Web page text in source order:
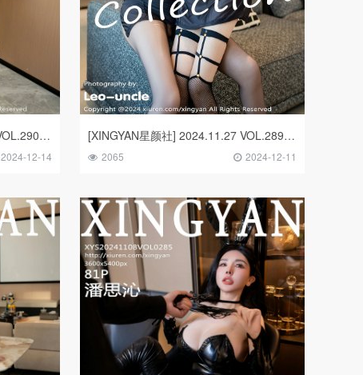
[XINGYAN星颜社] 2024.11.29 VOL.290 Erikaki
2024-12-14
[XINGYAN星颜社] 2024.11.27 VOL.289 潘思沁 李丽莎 模特合集
2065 2024-12-11